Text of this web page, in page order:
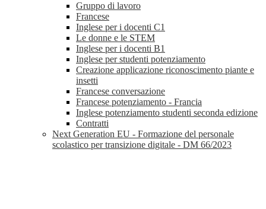
Gruppo di lavoro
Francese
Inglese per i docenti C1
Le donne e le STEM
Inglese per i docenti B1
Inglese per studenti potenziamento
Creazione applicazione riconoscimento piante e
insetti
Francese conversazione
Francese potenziamento - Francia
Inglese potenziamento studenti seconda edizione
Contratti
Next Generation EU - Formazione del personale
scolastico per transizione digitale - DM 66/2023